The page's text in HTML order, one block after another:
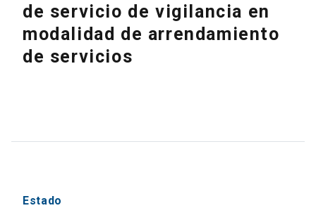
de servicio de vigilancia en
modalidad de arrendamiento
de servicios
Estado